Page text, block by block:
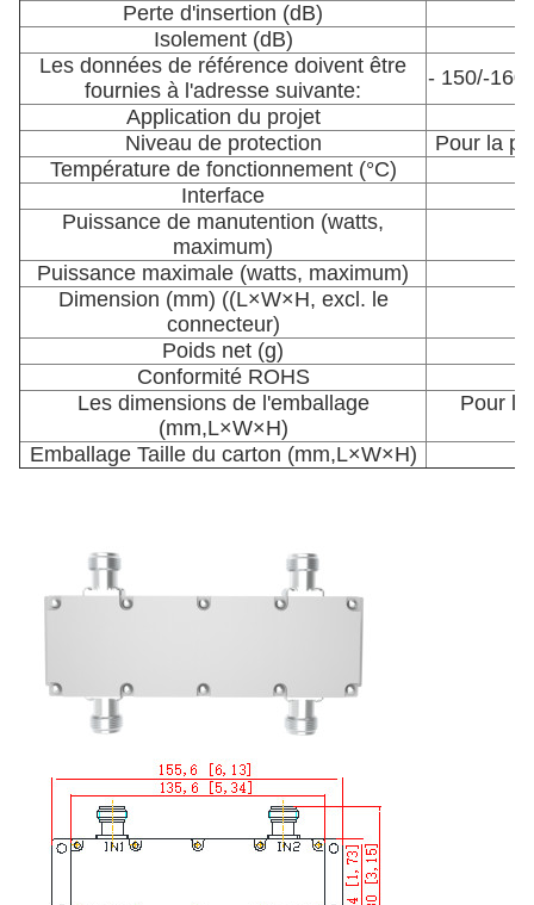
Perte d'insertion (dB)
Isolement (dB)
Les données de référence doivent être
fournies à l'adresse suivante:
- 150/-
Application du projet
Niveau de protection
Pour la
Température de fonctionnement (°C)
Interface
Puissance de manutention (watts,
maximum)
Puissance maximale (watts, maximum)
Dimension (mm) ((L×W×H, excl. le
connecteur)
Poids net (g)
Conformité ROHS
Les dimensions de l'emballage
(mm,L×W×H)
Pour
Emballage Taille du carton (mm,L×W×H)